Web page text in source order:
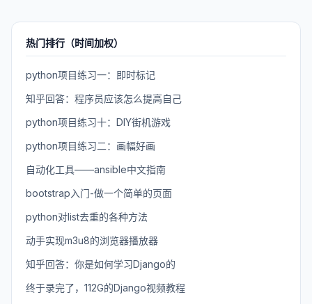
热门排行（时间加权）
python项目练习一：即时标记
知乎回答：程序员应该怎么提高自己
python项目练习十：DIY街机游戏
python项目练习二：画幅好画
自动化工具——ansible中文指南
bootstrap入门-做一个简单的页面
python对list去重的各种方法
动手实现m3u8的浏览器播放器
知乎回答：你是如何学习Django的
终于录完了，112G的Django视频教程